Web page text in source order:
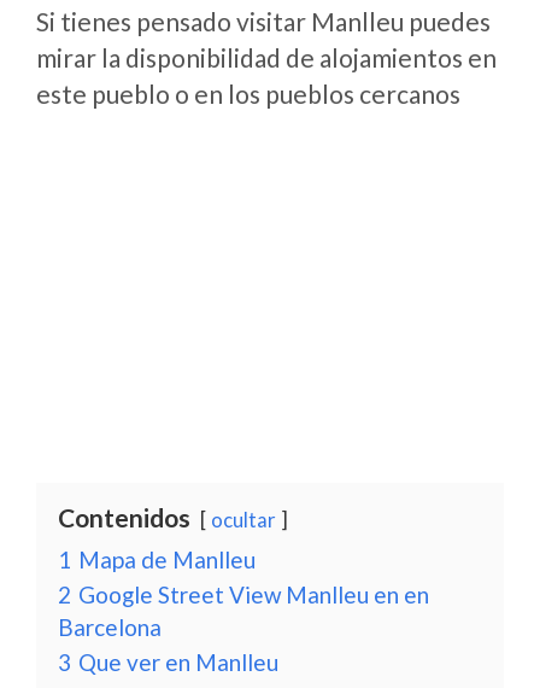
Si tienes pensado visitar Manlleu puedes
mirar la disponibilidad de alojamientos en
este pueblo o en los pueblos cercanos
Contenidos ocultar
1 Mapa de Manlleu
2 Google Street View Manlleu en en
Barcelona
3 Que ver en Manlleu